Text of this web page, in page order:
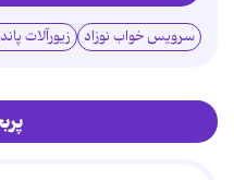
سرویس خواب نوزاد زیورآلات